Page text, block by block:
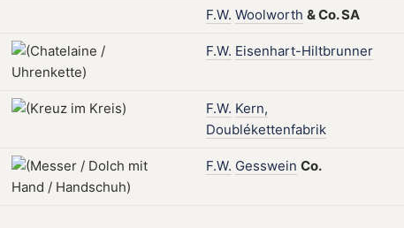
F.W. Woolworth &Co.SA
F.W. Eisenhart-Hiltbrunner
F.W. Kern,
Doublékettenfabrik
F.W. Gesswein Co.